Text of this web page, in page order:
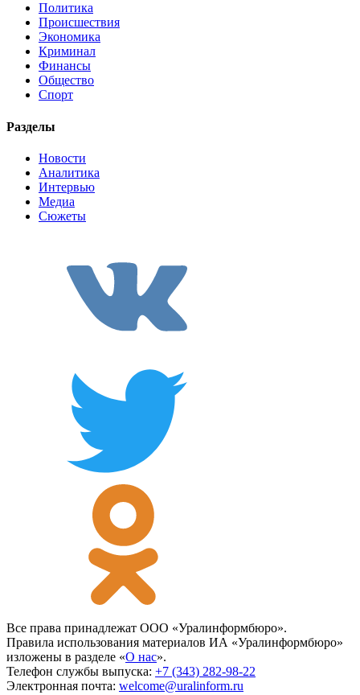
Политика
Происшествия
Экономика
Криминал
Финансы
Общество
Спорт
Разделы
Новости
Аналитика
Интервью
Медиа
Сюжеты
Все права принадлежат ООО «Уралинформбюро».
Правила использования материалов ИА «Уралинформбюро»
изложены в разделе «О нас».
Телефон службы выпуска: +7 (343) 282-98-22
Электронная почта: welcome@uralinform.ru